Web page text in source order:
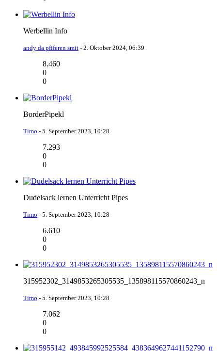
Werbellin Info
andy da pfiferen smit - 2. Oktober 2024, 06:39
8.460
0
0
BorderPipekl
Timo - 5. September 2023, 10:28
7.293
0
0
Dudelsack lernen Unterricht Pipes
Timo - 5. September 2023, 10:28
6.610
0
0
315952302_3149853265305535_135898115570860243_n
Timo - 5. September 2023, 10:28
7.062
0
0